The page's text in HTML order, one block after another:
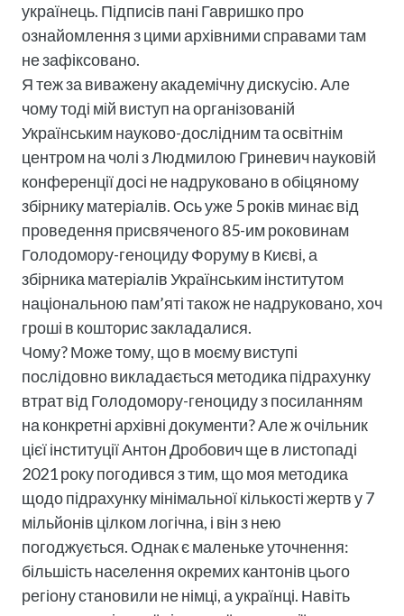
українець. Підписів пані Гавришко про
ознайомлення з цими архівними справами там
не зафіксовано.
Я теж за виважену академічну дискусію. Але
чому тоді мій виступ на організованій
Українським науково-дослідним та освітнім
центром на чолі з Людмилою Гриневич науковій
конференції досі не надруковано в обіцяному
збірнику матеріалів. Ось уже 5 років минає від
проведення присвяченого 85-им роковинам
Голодомору-геноциду Форуму в Києві, а
збірника матеріалів Українським інститутом
національною пам’яті також не надруковано, хоч
гроші в кошторис закладалися.
Чому? Може тому, що в моєму виступі
послідовно викладається методика підрахунку
втрат від Голодомору-геноциду з посиланням
на конкретні архівні документи? Але ж очільник
цієї інституції Антон Дробович ще в листопаді
2021 року погодився з тим, що моя методика
щодо підрахунку мінімальної кількості жертв у 7
мільйонів цілком логічна, і він з нею
погоджується. Однак є маленьке уточнення:
більшість населення окремих кантонів цього
регіону становили не німці, а українці. Навіть